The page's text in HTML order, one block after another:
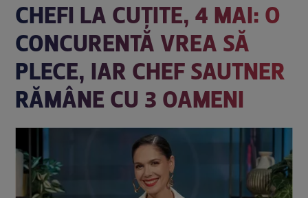
CHEFI LA CUȚITE, 4 MAI: O
CONCURENTĂ VREA SĂ
PLECE, IAR CHEF SAUTNER
RĂMÂNE CU 3 OAMENI